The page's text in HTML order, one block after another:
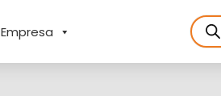
Empresa